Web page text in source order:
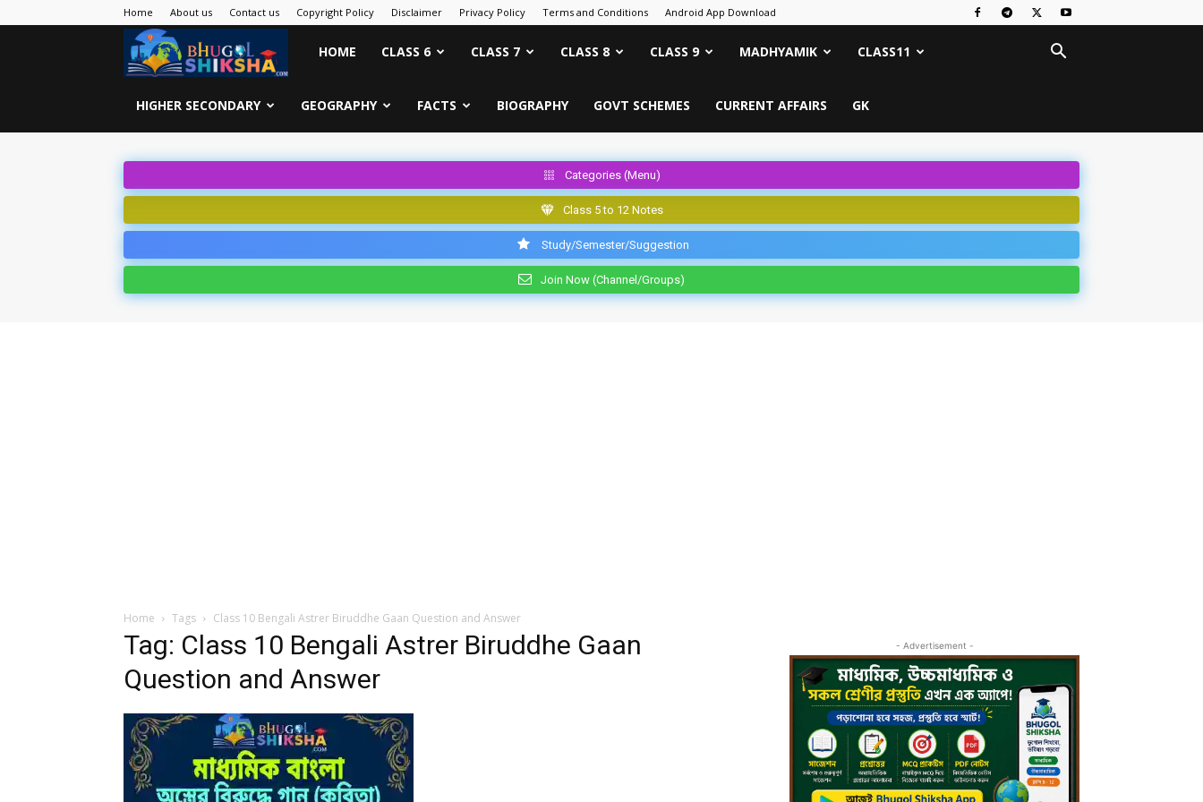
Home About us Contact us Copyright Policy Disclaimer Privacy Policy Terms and Conditions Android App Download
Bhugol
Shiksha
HOME CLASS 6 CLASS 7 CLASS 8 CLASS 9 MADHYAMIK CLASS11
HIGHER SECONDARY GEOGRAPHY FACTS BIOGRAPHY GOVT SCHEMES CURRENT AFFAIRS GK
Categories (Menu)
Class 5 to 12 Notes
Study/Semester/Suggestion
Join Now (Channel/Groups)
Home Tags Class 10 Bengali Astrer Biruddhe Gaan Question and Answer
Tag: Class 10 Bengali Astrer Biruddhe Gaan
Question and Answer
- Advertisement -